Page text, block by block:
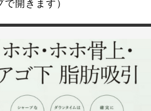
で開きます）